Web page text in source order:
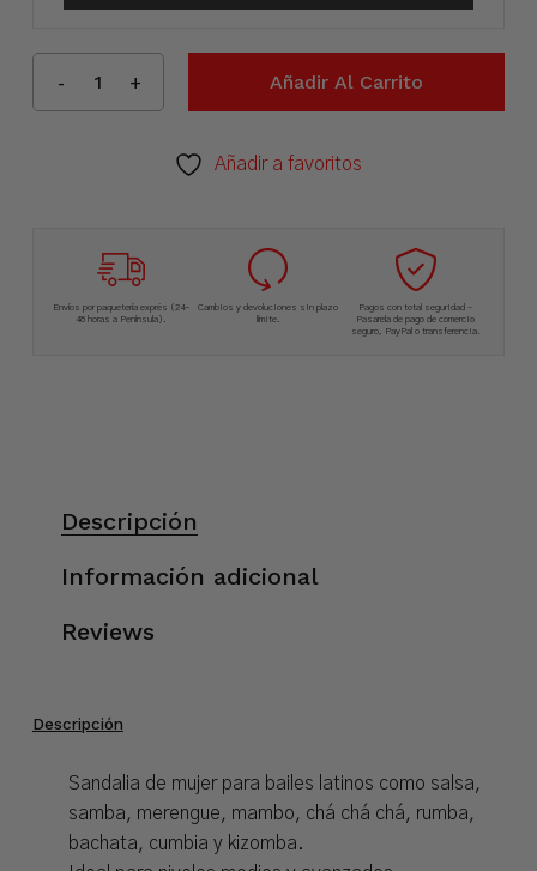
Añadir Al Carrito
Añadir a favoritos
Envíos por paquetería exprés (24-
48 horas a Península).
Cambios y devoluciones sin plazo
límite.
Pagos con total seguridad –
Pasarela de pago de comercio
seguro, PayPal o transferencia.
Descripción
Información adicional
Reviews
Descripción
Sandalia de mujer para bailes latinos como salsa,
samba, merengue, mambo, chá chá chá, rumba,
bachata, cumbia y kizomba.